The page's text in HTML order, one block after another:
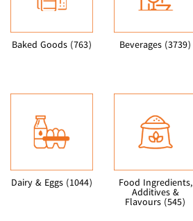
Baked Goods (763) Beverages (3739)
Dairy & Eggs (1044) Food Ingredients,
Additives &
Flavours (545)